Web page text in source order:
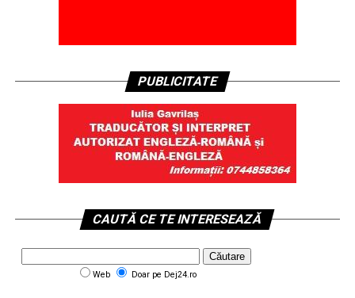
PUBLICITATE
CAUTĂ CE TE INTERESEAZĂ
Web Doar pe Dej24.ro